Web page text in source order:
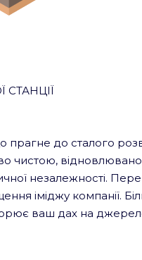
до сталого
чистою,
незалежності.
іміджу компанії.
ваш дах на